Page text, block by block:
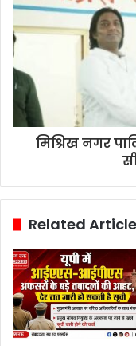
मिश्रिख नगर
Related